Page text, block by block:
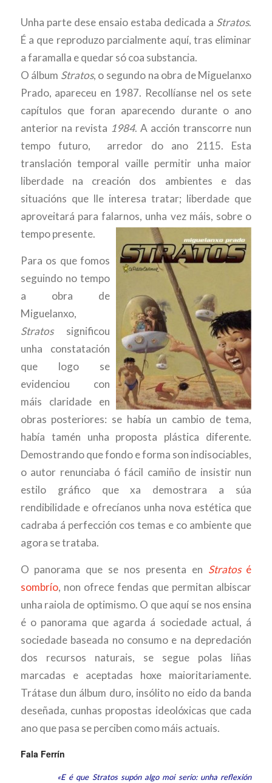
Unha parte dese ensaio estaba dedicada a Stratos.
É a que reproduzo parcialmente aquí, tras eliminar
a faramalla e quedar só coa substancia.
O álbum Stratos, o segundo na obra de Miguelanxo
Prado, apareceu en 1987. Recollíanse nel os sete
capítulos que foran aparecendo durante o ano
anterior na revista 1984. A acción transcorre nun
tempo futuro, arredor do ano 2115. Esta
translación temporal vaille permitir unha maior
liberdade na creación dos ambientes e das
situacións que lle interesa tratar; liberdade que
aproveitará para falarnos, unha vez máis, sobre o
tempo presente.
Para os que fomos
seguindo no tempo
a obra de
Miguelanxo,
Stratossignificou
unha constatación
que logo se
evidenciou con
máis claridade en
obras posteriores: se había un cambio de tema,
había tamén unha proposta plástica diferente.
Demostrando que fondo e forma son indisociables,
o autor renunciaba ó fácil camiño de insistir nun
estilo gráfico que xa demostrara a súa
rendibilidade e ofrecíanos unha nova estética que
cadraba á perfección cos temas e co ambiente que
agora se trataba.
O panorama que se nos presenta en Stratosé
sombrío, non ofrece fendas que permitan albiscar
unha raiola de optimismo. O que aquí se nos ensina
é o panorama que agarda á sociedade actual, á
sociedade baseada no consumo e na depredación
dos recursos naturais, se segue polas liñas
marcadas e aceptadas hoxe maioritariamente.
Trátase dun álbum duro, insólito no eido da banda
deseñada, cunhas propostas ideolóxicas que cada
ano que pasa se perciben como máis actuais.
Fala Ferrín
«E é que Stratos supón algo moi serio: unha reflexión